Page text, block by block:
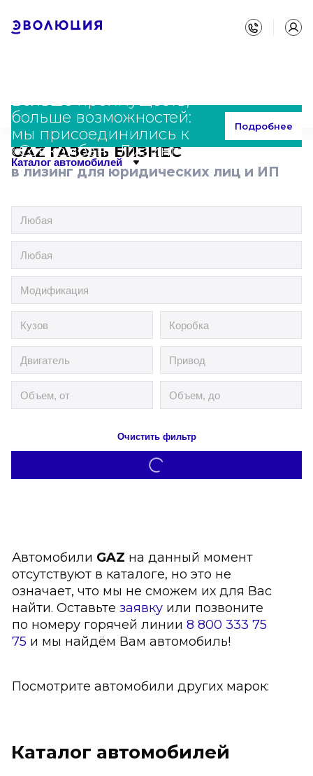
Больше преимуществ,
больше возможностей:
мы присоединились к
«Совкомбанк Лизинг»
Подробнее
Каталог автомобилей
Главная Каталог GAZ ГАЗель БИЗНЕС
GAZ ГАЗель БИЗНЕС
в лизинг для юридических лиц и ИП
Очистить фильтр
Автомобили GAZ на данный момент
отсутствуют в каталоге, но это не
означает, что мы не сможем их для Вас
найти. Оставьте заявку или позвоните
по номеру горячей линии 8 800 333 75
75 и мы найдём Вам автомобиль!
Посмотрите автомобили других марок:
Каталог автомобилей